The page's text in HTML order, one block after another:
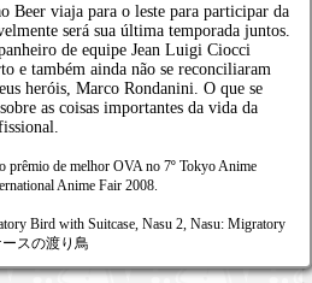
Beer viaja para o leste para participar da
será sua última temporada juntos.
de equipe Jean Luigi Ciocci
e também ainda não se reconciliaram
heróis, Marco Rondanini. O que se
as coisas importantes da vida da
prêmio de melhor OVA no 7º Tokyo Anime
Anime Fair 2008.
Bird with Suitcase, Nasu 2, Nasu: Migratory
ースの渡り鳥